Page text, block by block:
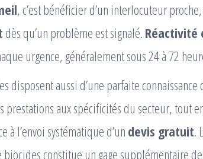
, c’est bénéficier d’un interlocuteur
dès qu’un problème est signalé.
urgence, généralement sous 24 à 72
disposent aussi d’une parfaite connaissance
prestations aux spécificités du secteur, tout
à l’envoi systématique d’un devis gratuit.
biocides constitue un gage supplémentaire